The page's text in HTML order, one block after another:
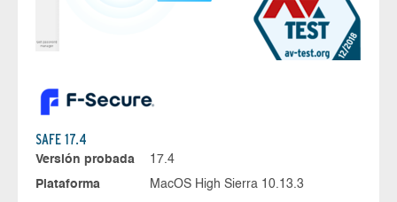
SAFE 17.4
Versión probada
17.4
Plataforma
MacOS High Sierra 10.13.3